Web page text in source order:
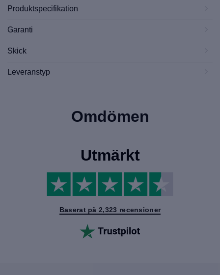
Produktspecifikation
Garanti
Skick
Leveranstyp
Omdömen
Utmärkt
Baserat på 2,323 recensioner